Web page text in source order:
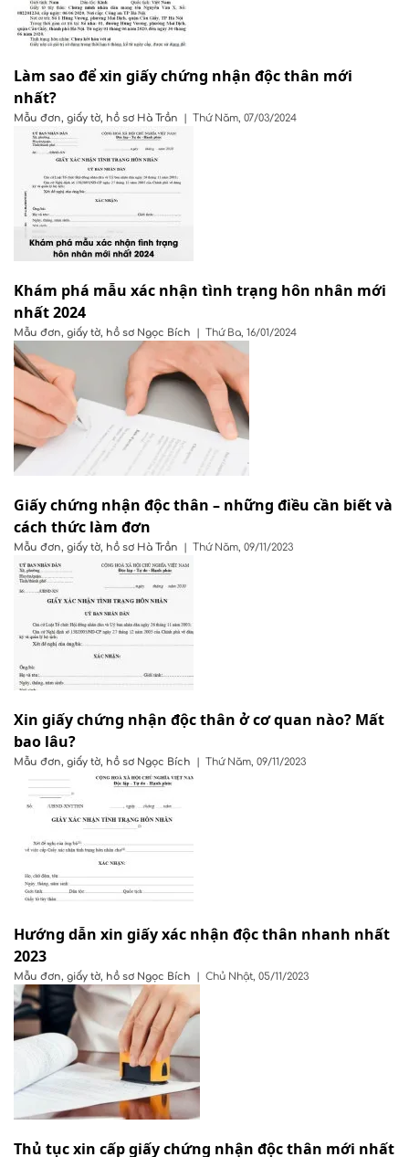
Làm sao để xin giấy chứng nhận độc thân mới
nhất?
Mẫu đơn, giấy tờ, hồ sơ Hà Trần | Thứ Năm, 07/03/2024
Khám phá mẫu xác nhận tình trạng hôn nhân mới
nhất 2024
Mẫu đơn, giấy tờ, hồ sơ Ngọc Bích | Thứ Ba, 16/01/2024
Giấy chứng nhận độc thân – những điều cần biết và
cách thức làm đơn
Mẫu đơn, giấy tờ, hồ sơ Hà Trần | Thứ Năm, 09/11/2023
Xin giấy chứng nhận độc thân ở cơ quan nào? Mất
bao lâu?
Mẫu đơn, giấy tờ, hồ sơ Ngọc Bích | Thứ Năm, 09/11/2023
Hướng dẫn xin giấy xác nhận độc thân nhanh nhất
2023
Mẫu đơn, giấy tờ, hồ sơ Ngọc Bích | Chủ Nhật, 05/11/2023
Thủ tục xin cấp giấy chứng nhận độc thân mới nhất